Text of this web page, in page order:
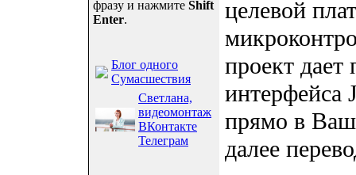
фразу и нажмите Shift
Enter.
Блог одного
Сумасшествия
Светлана,
видеомонтаж
ВКонтакте
Телеграм
целевой
проект дает
интерфейса
прямо в
далее